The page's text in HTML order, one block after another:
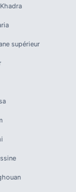
supérieur